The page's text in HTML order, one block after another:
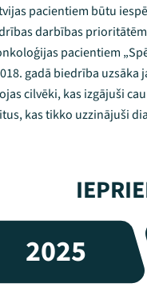
pacientiem būtu
darbības
pacientiem
gadā biedrība uzsāka
cilvēki, kas izgājuši
kas tikko uzzinājuši
2025